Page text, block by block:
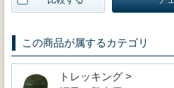
この商品が属するカテゴリ
トレッキング >